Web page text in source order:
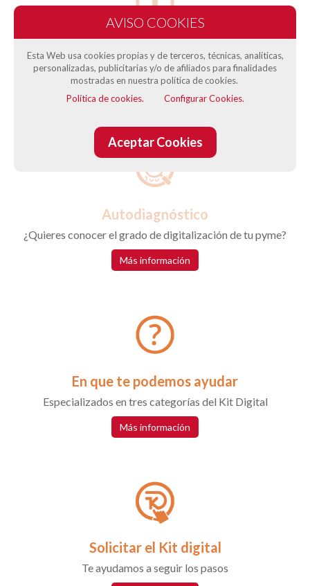
Cómo solicitar el bono Kit Digital
Pasos a seguir
Más información
Autodiagnóstico
¿Quieres conocer el grado de digitalización de tu pyme?
Más información
En que te podemos ayudar
Especializados en tres categorías del Kit Digital
Más información
Solicitar el Kit digital
Te ayudamos a seguir los pasos
Esta Web usa cookies propias y de terceros, técnicas, analíticas,
personalizadas, publicitarias y/o de afiliados para finalidades
mostradas en nuestra política de cookies.
Política de cookies.
Configurar Cookies.
Aceptar Cookies